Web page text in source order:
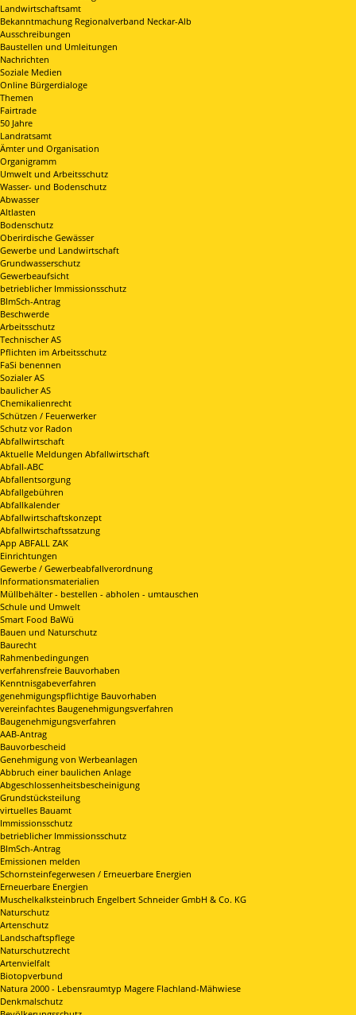
Landwirtschaftsamt
Bekanntmachung Regionalverband Neckar-Alb
Ausschreibungen
Baustellen und Umleitungen
Nachrichten
Soziale Medien
Online Bürgerdialoge
Themen
Fairtrade
50 Jahre
Landratsamt
Ämter und Organisation
Organigramm
Umwelt und Arbeitsschutz
Wasser- und Bodenschutz
Abwasser
Altlasten
Bodenschutz
Oberirdische Gewässer
Gewerbe und Landwirtschaft
Grundwasserschutz
Gewerbeaufsicht
betrieblicher Immissionsschutz
BImSch-Antrag
Beschwerde
Arbeitsschutz
Technischer AS
Pflichten im Arbeitsschutz
FaSi benennen
Sozialer AS
baulicher AS
Chemikalienrecht
Schützen / Feuerwerker
Schutz vor Radon
Abfallwirtschaft
Aktuelle Meldungen Abfallwirtschaft
Abfall-ABC
Abfallentsorgung
Abfallgebühren
Abfallkalender
Abfallwirtschaftskonzept
Abfallwirtschaftssatzung
App ABFALL ZAK
Einrichtungen
Gewerbe / Gewerbeabfallverordnung
Informationsmaterialien
Müllbehälter - bestellen - abholen - umtauschen
Schule und Umwelt
Smart Food BaWü
Bauen und Naturschutz
Baurecht
Rahmenbedingungen
verfahrensfreie Bauvorhaben
Kenntnisgabeverfahren
genehmigungspflichtige Bauvorhaben
vereinfachtes Baugenehmigungsverfahren
Baugenehmigungsverfahren
AAB-Antrag
Bauvorbescheid
Genehmigung von Werbeanlagen
Abbruch einer baulichen Anlage
Abgeschlossenheitsbescheinigung
Grundstücksteilung
virtuelles Bauamt
Immissionsschutz
betrieblicher Immissionsschutz
BImSch-Antrag
Emissionen melden
Schornsteinfegerwesen / Erneuerbare Energien
Erneuerbare Energien
Muschelkalksteinbruch Engelbert Schneider GmbH & Co. KG
Naturschutz
Artenschutz
Landschaftspflege
Naturschutzrecht
Artenvielfalt
Biotopverbund
Natura 2000 - Lebensraumtyp Magere Flachland-Mähwiese
Denkmalschutz